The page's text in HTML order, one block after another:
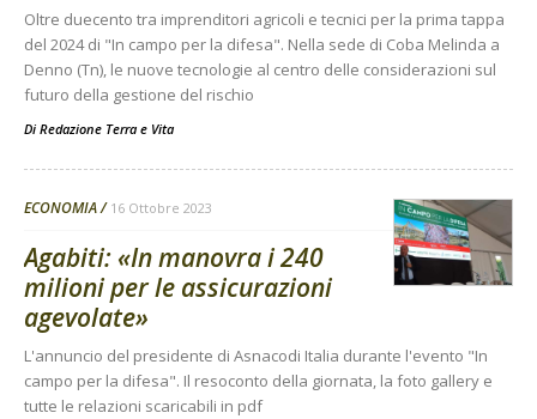
Oltre duecento tra imprenditori agricoli e tecnici per la prima tappa
del 2024 di "In campo per la difesa". Nella sede di Coba Melinda a
Denno (Tn), le nuove tecnologie al centro delle considerazioni sul
futuro della gestione del rischio
Di Redazione Terra e Vita
ECONOMIA 16 Ottobre 2023
Agabiti: «In manovra i 240
milioni per le assicurazioni
agevolate»
L'annuncio del presidente di Asnacodi Italia durante l'evento "In
campo per la difesa". Il resoconto della giornata, la foto gallery e
tutte le relazioni scaricabili in pdf